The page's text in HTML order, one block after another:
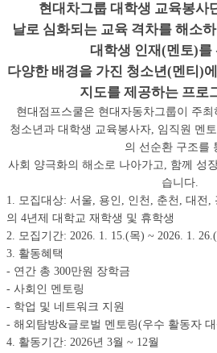
현대차그룹 대학생 교육봉사
날로 심화되는 교육 격차를 해소
대학생 인재(멘토)를
다양한 배경을 가진 청소년(멘티)
지도를 제공하는 프로
현대점프스쿨은 현대자동차그룹이 주
청소년과 대학생 교육봉사자, 임직원 멘
의 선순환 구조를
사회 양극화의 해소로 나아가고, 함께 성
습니다.
1. 모집대상: 서울, 용인, 인천, 춘천, 대전,
의 4년제 대학교 재학생 및 휴학생
2. 모집기간: 2026. 1. 15.(목) ~ 2026. 1.
3. 활동혜택
- 연간 총 300만원 장학금
- 사회인 멘토링
- 학업 및 네트워크 지원
- 해외탐방&글로벌 멘토링(우수 활동자
4. 활동기간: 2026년 3월 ~ 12월